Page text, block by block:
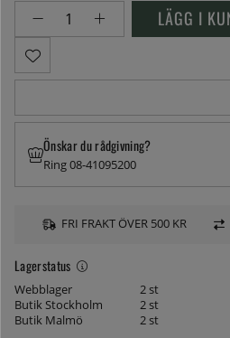
LÄGG I
Lagerstatus
Webblager
2 st
Butik Stockholm
2 st
Butik Malmö
2 st
Önskar du rådgivning?
Ring 08-41095200
FRI FRAKT ÖVER 500 KR